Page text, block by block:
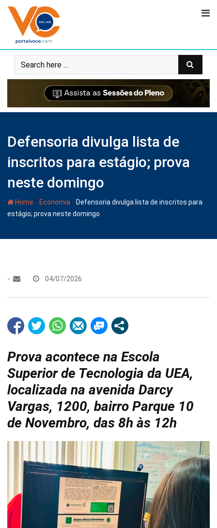
Defensoria divulga lista de
inscritos para estágio; prova
neste domingo
Home - Economia - Defensoria divulga lista de inscritos para
estágio; prova neste domingo
- 04/07/2026
Prova acontece na Escola
Superior de Tecnologia da UEA,
localizada na avenida Darcy
Vargas, 1200, bairro Parque 10
de Novembro, das 8h às 12h